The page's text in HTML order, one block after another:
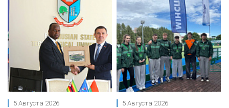
5 Августа 2026 5 Августа 2026